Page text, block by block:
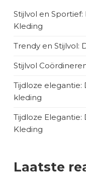
Stijlvol en Sportief:
Kleding
Trendy en Stijlvol:
Stijlvol
Tijdloze elegantie:
kleding
Tijdloze
Kleding
Laatste